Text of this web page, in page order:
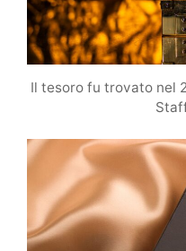
Il tesoro fu trovato nel